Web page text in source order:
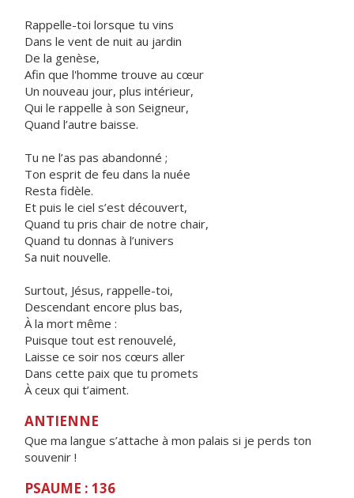
Rappelle-toi lorsque tu vins
Dans le vent de nuit au jardin
De la genèse,
Afin que l'homme trouve au cœur
Un nouveau jour, plus intérieur,
Qui le rappelle à son Seigneur,
Quand l’autre baisse.
Tu ne l’as pas abandonné ;
Ton esprit de feu dans la nuée
Resta fidèle.
Et puis le ciel s’est découvert,
Quand tu pris chair de notre chair,
Quand tu donnas à l’univers
Sa nuit nouvelle.
Surtout, Jésus, rappelle-toi,
Descendant encore plus bas,
À la mort même :
Puisque tout est renouvelé,
Laisse ce soir nos cœurs aller
Dans cette paix que tu promets
À ceux qui t’aiment.
ANTIENNE
Que ma langue s’attache à mon palais si je perds ton
souvenir !
PSAUME : 136